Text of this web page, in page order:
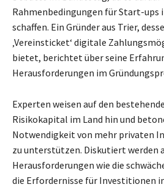
Rahmenbedingungen für Start-ups
schaffen. Ein Gründer aus Trier,
‚Vereinsticket‘ digitale
bietet, berichtet über seine
Herausforderungen im
Experten weisen auf den
Risikokapital im Land hin und
Notwendigkeit von mehr privaten
zu unterstützen. Diskutiert werden
Herausforderungen wie die
die Erfordernisse für Investitionen